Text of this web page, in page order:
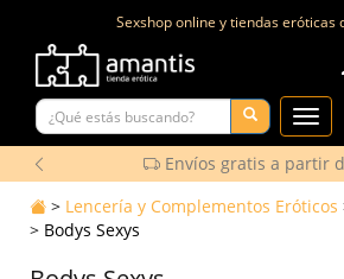
Sexshop online y tiendas eróticas
Envíos gratis a partir
> Lencería y Complementos Eróticos
> Bodys Sexys